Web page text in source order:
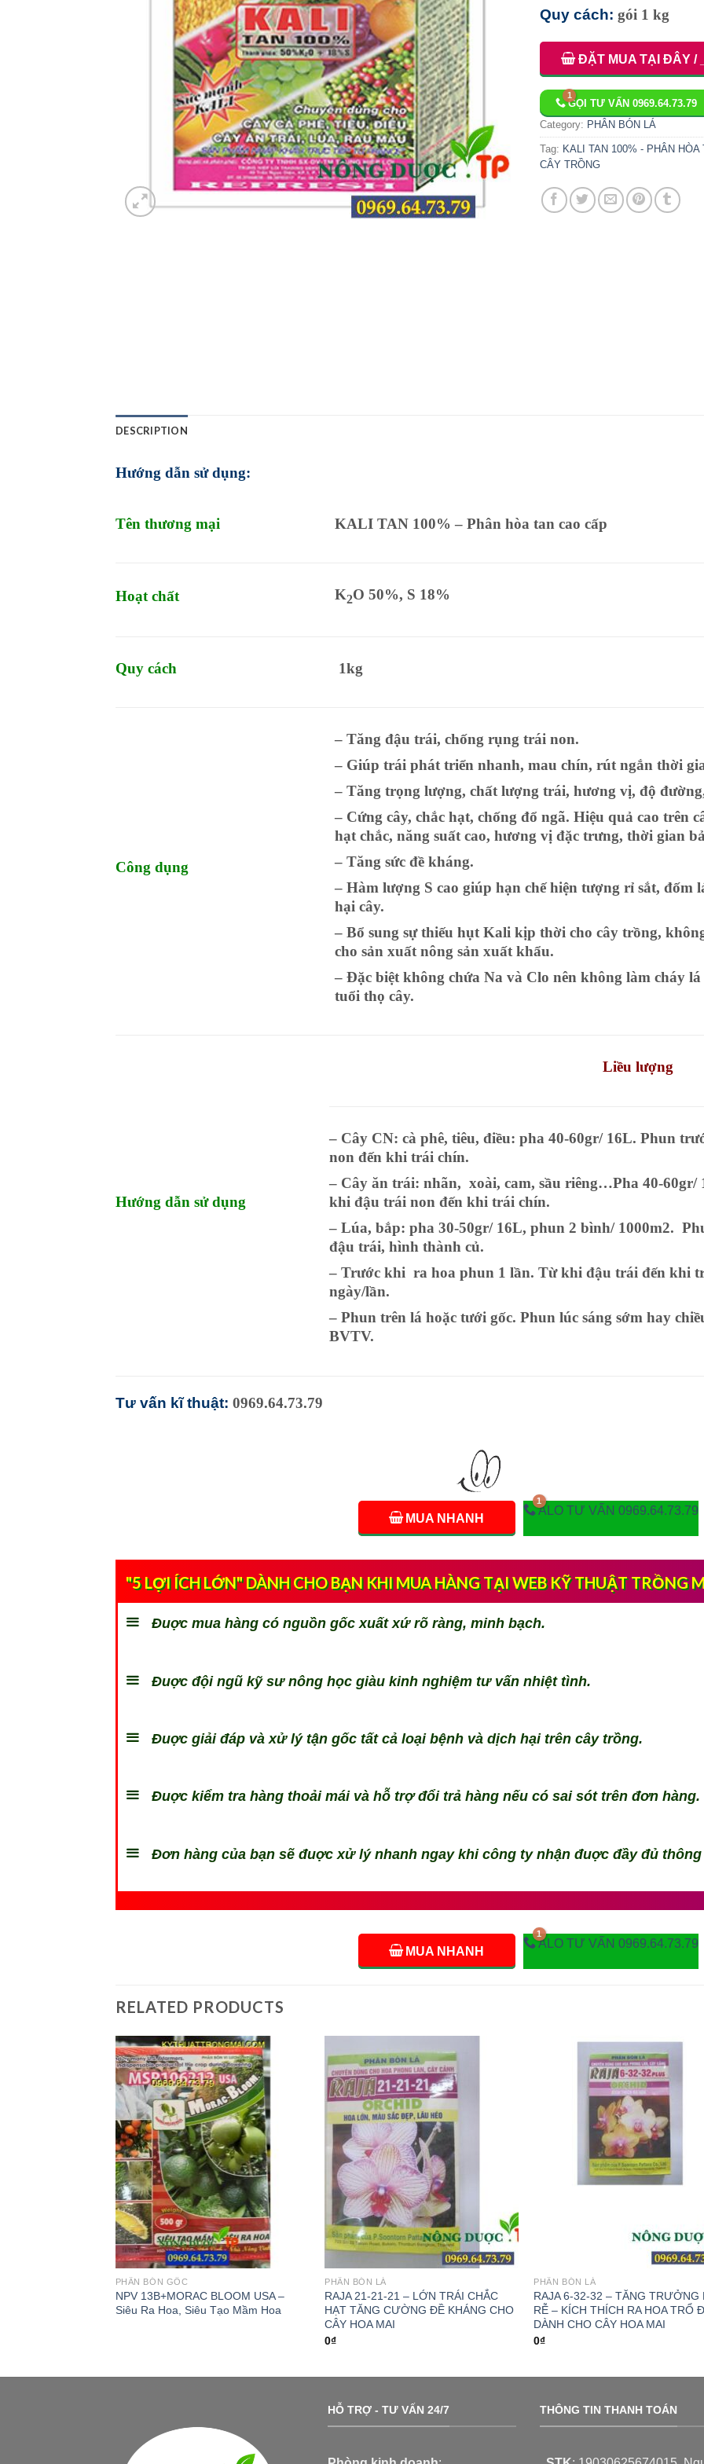
Quy cách: gói 1 kg
ĐẶT MUA TẠI ĐÂY /
GỌI TƯ VẤN 0969.64.73.79
Category: PHÂN BÓN LÁ
Tag: KALI TAN 100% - PHÂN HÒA
CÂY TRỒNG
DESCRIPTION
Hướng dẫn sử dụng:
Tên thương mại KALI TAN 100% –Phân hòa tan cao cấp
Hoạt chất K2O 50%, S 18%
Quy cách 1kg
Công dụng
– Tăng đậu trái, chống rụng trái non.
– Giúp trái phát triển nhanh, mau chín, rút ngắn thời
– Tăng trọng lượng, chất lượng trái, hương vị, độ
– Cứng cây, chắc hạt, chống đổ ngã. Hiệu quả cao trên
hạt chắc, năng suất cao, hương vị đặc trưng, thời gian
– Tăng sức đề kháng.
– Hàm lượng S cao giúp hạn chế hiện tượng rỉ sắt, đốm
hại cây.
– Bổ sung sự thiếu hụt Kali kịp thời cho cây trồng,
cho sản xuất nông sản xuất khẩu.
– Đặc biệt không chứa Na và Clo nên không làm cháy
tuổi thọ cây.
Hướng dẫn sử dụng
Liều lượng
– Cây CN: cà phê, tiêu, điều: pha 40-60gr/ 16L. Phun
non đến khi trái chín.
– Cây ăn trái: nhãn, xoài, cam, sầu riêng…Pha 40-
khi đậu trái non đến khi trái chín.
– Lúa, bắp: pha 30-50gr/ 16L, phun 2 bình/ 1000m2.
đậu trái, hình thành củ.
– Trước khi ra hoa phun 1 lần. Từ khi đậu trái đến khi
ngày/lần.
– Phun trên lá hoặc tưới gốc. Phun lúc sáng sớm hay
BVTV.
Tư vấn kĩ thuật: 0969.64.73.79
MUA NHANH
ALO TƯ VẤN 0969.64.73.79
"5 LỢI ÍCH LỚN" DÀNH CHO BẠN KHI MUA HÀNG TẠI WEB KỸ THUẬT TRỒNG
Đuợc mua hàng có nguồn gốc xuất xứ rõ ràng, minh bạch.
Đuợc đội ngũ kỹ sư nông học giàu kinh nghiệm tư vấn nhiệt tình.
Đuợc giải đáp và xử lý tận gốc tất cả loại bệnh và dịch hại trên cây trồng.
Đuợc kiểm tra hàng thoải mái và hỗ trợ đổi trả hàng nếu có sai sót trên đơn hàng.
Đơn hàng của bạn sẽ đuợc xử lý nhanh ngay khi công ty nhận đuợc đầy đủ
MUA NHANH
ALO TƯ VẤN 0969.64.73.79
RELATED PRODUCTS
Add to
PHÂN BÓN GỐC
NPV 13B+MORAC BLOOM USA –
Siêu Ra Hoa, Siêu Tạo Mầm Hoa
PHÂN BÓN LÁ
RAJA 21-21-21 – LỚN TRÁI CHẮC
HẠT TĂNG CƯỜNG ĐỀ KHÁNG CHO
CÂY HOA MAI
0₫
PHÂN BÓN LÁ
RAJA 6-32-32 – TĂNG TRƯỞNG
RỄ – KÍCH THÍCH RA HOA TRỔ
DÀNH CHO CÂY HOA MAI
0₫
HỖ TRỢ - TƯ VẤN 24/7 THÔNG TIN THANH TOÁN